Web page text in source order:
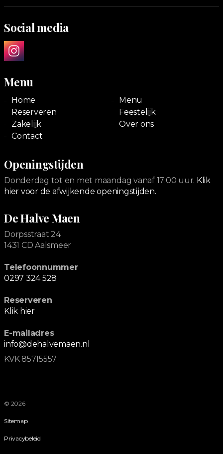
Social media
Menu
Home
Menu
Reserveren
Feestelijk
Zakelijk
Over ons
Contact
Openingstijden
Donderdag tot en met maandag vanaf 17:00 uur. Klik
hier voor de afwijkende openingstijden.
De Halve Maen
Dorpsstraat 24
1431 CD Aalsmeer
Telefoonnummer
0297 324 528
Reserveren
Klik hier
E-mailadres
info@dehalvemaen.nl
KVK 85715557
© 2026
Sitemap
Privacybeleid